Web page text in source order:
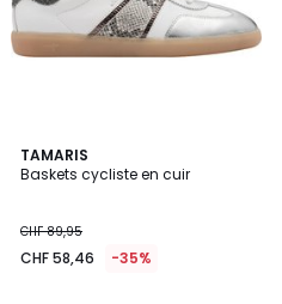
TAMARIS
Baskets cycliste en cuir
CHF 89,95
CHF 58,46 -35%